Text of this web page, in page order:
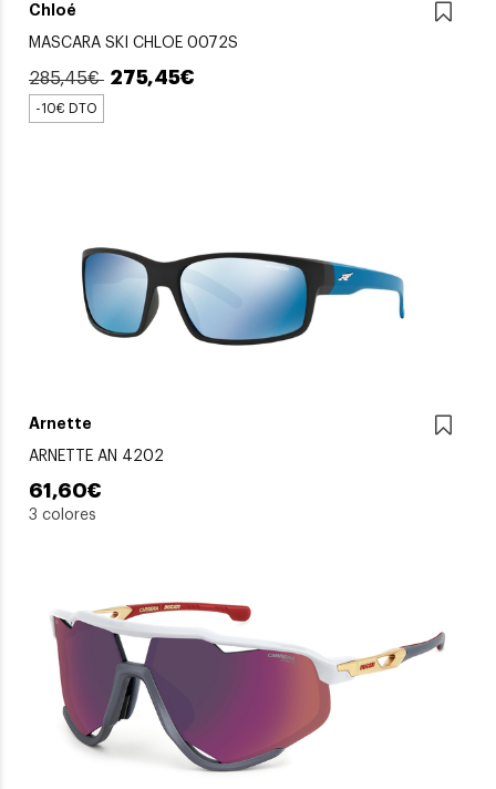
Chloé
MASCARA SKI CHLOE 0072S
285,45€ 275,45€
-10€ DTO
Arnette
ARNETTE AN 4202
61,60€
3 colores